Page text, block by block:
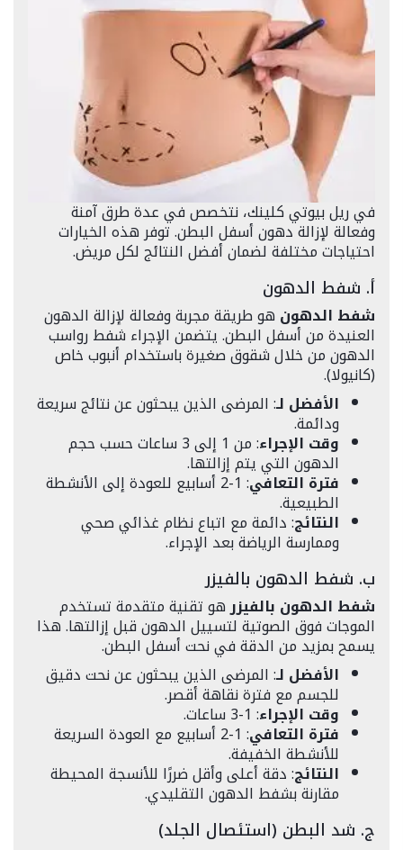
في ريل بيوتي كلينك، نتخصص في عدة طرق آمنة
وفعالة لإزالة دهون أسفل البطن. توفر هذه الخيارات
احتياجات مختلفة لضمان أفضل النتائج لكل مريض.
أ. شفط الدهون
شفط الدهون هو طريقة مجربة وفعالة لإزالة الدهون
العنيدة من أسفل البطن. يتضمن الإجراء شفط رواسب
الدهون من خلال شقوق صغيرة باستخدام أنبوب خاص
(كانيولا).
الأفضل لـ: المرضى الذين يبحثون عن نتائج سريعة
ودائمة.
وقت الإجراء : من 1 إلى 3 ساعات حسب حجم
الدهون التي يتم إزالتها.
فترة التعافي : 1-2 أسابيع للعودة إلى الأنشطة
الطبيعية.
النتائج: دائمة مع اتباع نظام غذائي صحي
وممارسة الرياضة بعد الإجراء.
ب. شفط الدهون بالفيزر
شفط الدهون بالفيزرهو تقنية متقدمة تستخدم
الموجات فوق الصوتية لتسييل الدهون قبل إزالتها. هذا
يسمح بمزيد من الدقة في نحت أسفل البطن.
الأفضل لـ: المرضى الذين يبحثون عن نحت دقيق
للجسم مع فترة نقاهة أقصر.
وقت الإجراء: 1-3 ساعات.
فترة التعافي : 1-2 أسابيع مع العودة السريعة
للأنشطة الخفيفة.
النتائج: دقة أعلى وأقل ضررًا للأنسجة المحيطة
مقارنة بشفط الدهون التقليدي.
ج. شد البطن (استئصال الجلد)